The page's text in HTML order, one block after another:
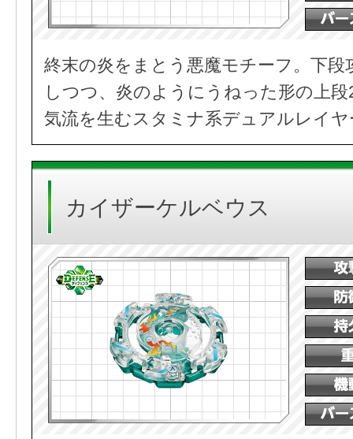
終末の炎をまとう悪魔モチーフ。下
しつつ、炎のようにうねった形の上
気流を生むスタミナ系デュアルレイヤ
カイザーケルベウス